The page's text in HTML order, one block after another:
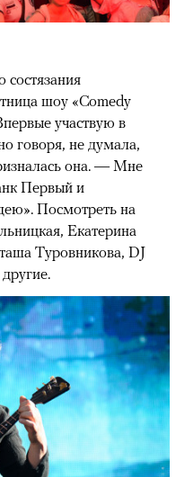
шоу «Comedy
участвую в
говоря, не думала,
она. — Мне
Первый и
Посмотреть на
Екатерина
Туровникова, DJ